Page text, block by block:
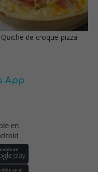
Quiche de croque-pizza
App